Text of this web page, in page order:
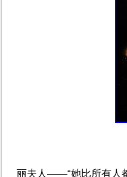
丽夫人——“她比所有人